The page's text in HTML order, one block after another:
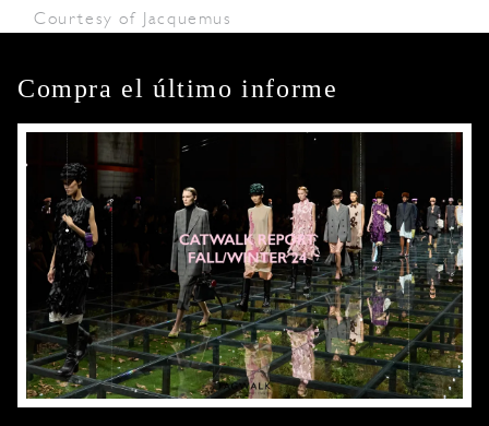
Courtesy of Jacquemus
Compra el último informe